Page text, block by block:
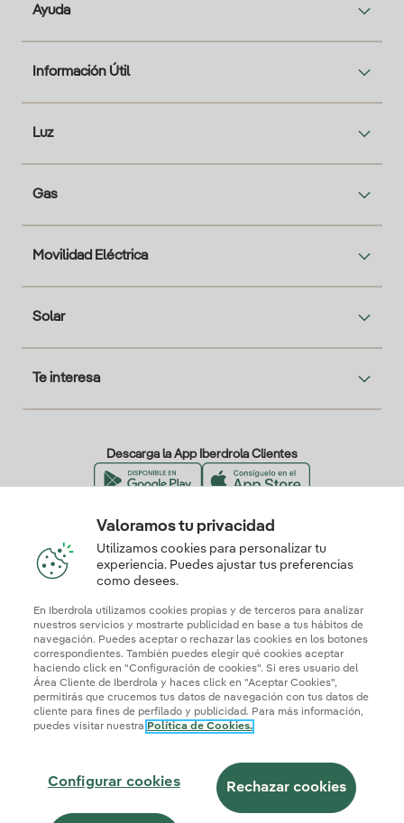
Ayuda
Información Útil
Luz
Gas
Movilidad Eléctrica
Solar
Te interesa
Descarga la App Iberdrola Clientes
Nuestros certificados de confianza
Mapa webInformación legal y Política de cookies
Seguridad de la informaciónAccesibilidad
¿Cómo ser colaborador?
Transparencia IAIberdrola.com
Valoramos tu privacidad
Utilizamos cookies para personalizar tu
experiencia. Puedes ajustar tus preferencias
como desees.
En Iberdrola utilizamos cookies propias y de terceros para analizar
nuestros servicios y mostrarte publicidad en base a tus hábitos de
navegación. Puedes aceptar o rechazar las cookies en los botones
correspondientes. También puedes elegir qué cookies aceptar
haciendo click en "Configuración de cookies". Si eres usuario del
Área Cliente de Iberdrola y haces click en "Aceptar Cookies",
permitirás que crucemos tus datos de navegación con tus datos de
cliente para fines de perfilado y publicidad. Para más información,
puedes visitar nuestra Política de Cookies.
Configurar cookies Rechazar cookies